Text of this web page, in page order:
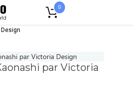
0
par Victoria